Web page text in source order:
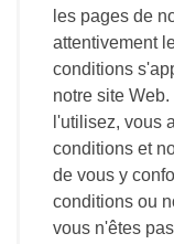
les pages de
attentivement
conditions
notre site
l'utilisez, vous
conditions et
de vous y
conditions ou
vous n'êtes